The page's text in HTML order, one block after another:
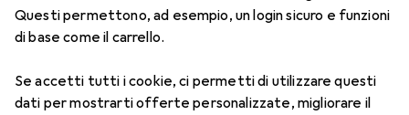
Questi permettono, ad esempio, un login sicuro e funzioni
di base come il carrello.
Se accetti tutti i cookie, ci permetti di utilizzare questi
dati per mostrarti offerte personalizzate, migliorare il
Air Optix HydraGlyde per
-1.25, Obiettivo mensile, 6 pz., Torico
EUR
52,56 EUR
8,76/1pz.